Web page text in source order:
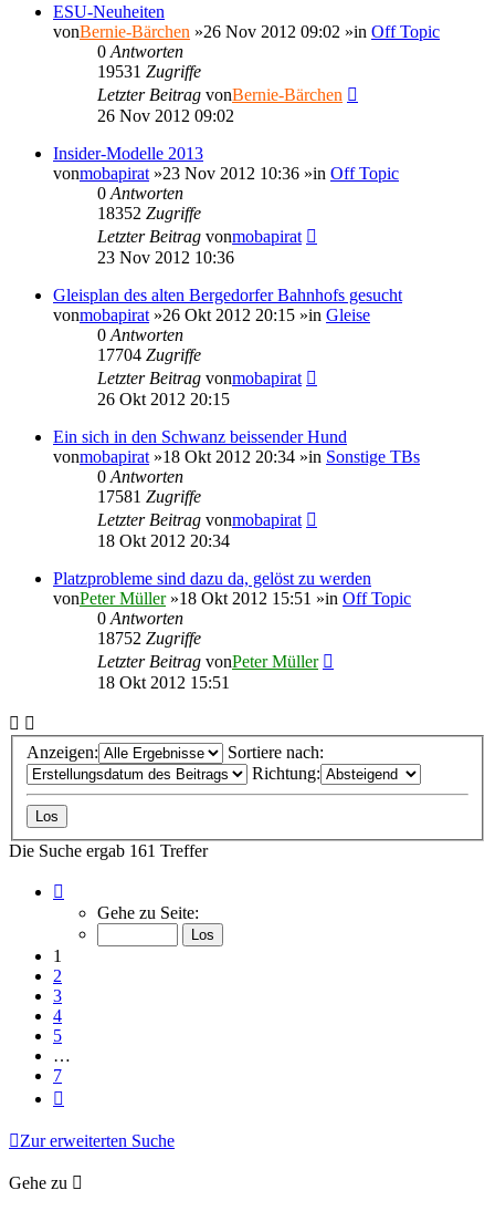
ESU-Neuheiten
vonBernie-Bärchen »26 Nov 2012 09:02 »in Off Topic
0 Antworten
19531 Zugriffe
Letzter Beitrag vonBernie-Bärchen
26 Nov 2012 09:02
Insider-Modelle 2013
vonmobapirat »23 Nov 2012 10:36 »in Off Topic
0 Antworten
18352 Zugriffe
Letzter Beitrag vonmobapirat
23 Nov 2012 10:36
Gleisplan des alten Bergedorfer Bahnhofs gesucht
vonmobapirat »26 Okt 2012 20:15 »in Gleise
0 Antworten
17704 Zugriffe
Letzter Beitrag vonmobapirat
26 Okt 2012 20:15
Ein sich in den Schwanz beissender Hund
vonmobapirat »18 Okt 2012 20:34 »in Sonstige TBs
0 Antworten
17581 Zugriffe
Letzter Beitrag vonmobapirat
18 Okt 2012 20:34
Platzprobleme sind dazu da, gelöst zu werden
vonPeter Müller»18 Okt 2012 15:51 »in Off Topic
0 Antworten
18752 Zugriffe
Letzter Beitrag vonPeter Müller
18 Okt 2012 15:51
Anzeigen:
Sortiere nach:
Richtung:
Die Suche ergab 161 Treffer
von
Gehe zu Seite:
1
2
3
4
5
…
7
Zur erweiterten Suche
Gehe zu